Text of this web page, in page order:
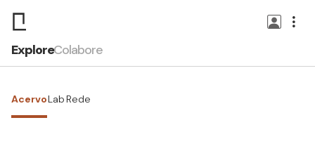
ExploreColabore
AcervoLab Rede